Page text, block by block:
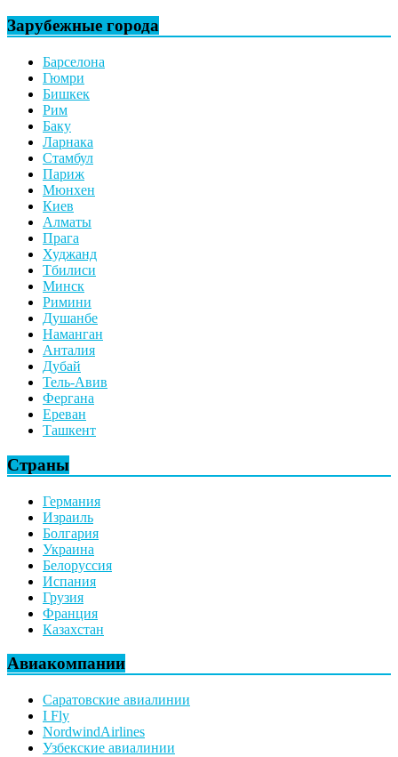
Зарубежные города
Барселона
Гюмри
Бишкек
Рим
Баку
Ларнака
Стамбул
Париж
Мюнхен
Киев
Алматы
Прага
Худжанд
Тбилиси
Минск
Римини
Душанбе
Наманган
Анталия
Дубай
Тель-Авив
Фергана
Ереван
Ташкент
Страны
Германия
Израиль
Болгария
Украина
Белоруссия
Испания
Грузия
Франция
Казахстан
Авиакомпании
Саратовские авиалинии
I Fly
NordwindAirlines
Узбекские авиалинии